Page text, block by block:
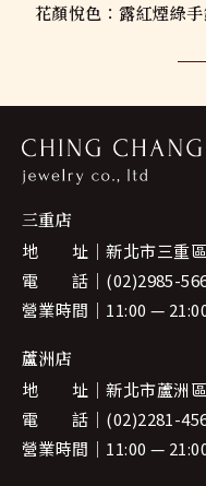
花顏悅色：露紅煙綠
三重店
地 址
新北市三重
電 話
(02)2985-
營業時間
11:00 —
蘆洲店
地 址
新北市蘆洲
電 話
(02)2281-
營業時間
11:00 —